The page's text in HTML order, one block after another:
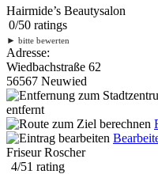
Hairmide’s Beautysalon
0/50 ratings
► bitte bewerten
Adresse:
Wiedbachstraße 62
56567 Neuwied
entfernt
Friseur Roscher
4/51 rating